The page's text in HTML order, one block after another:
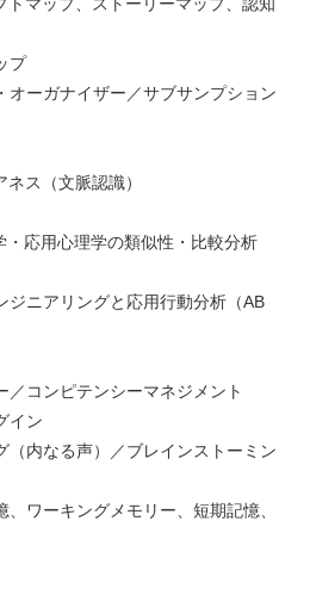
プ
ガナイザー／サブサンプション
ス（文脈認識）
応用心理学の類似性・比較分析
アリングと応用行動分析（AB
ンピテンシーマネジメント
ン
なる声）／ブレインストーミン
ーキングメモリー、短期記憶、